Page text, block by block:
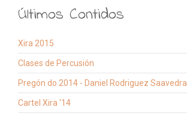
Últimos Contidos
Xira 2015
Clases de Percusión
Pregón do 2014 - Daniel Rodriguez Saavedra
Cartel Xira '14